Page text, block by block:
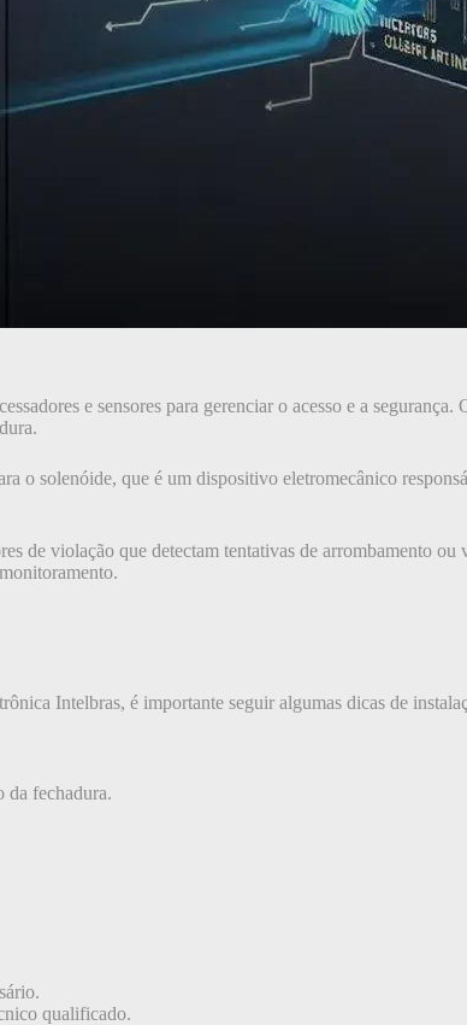
e sensores para gerenciar o acesso e a
o solenóide, que é um dispositivo eletromecânico
de violação que detectam tentativas de arrombamento
Intelbras, é importante seguir algumas dicas de
da fechadura.
qualificado.